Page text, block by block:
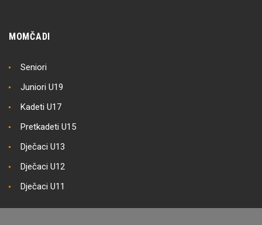
MOMČADI
Seniori
Juniori U19
Kadeti U17
Pretkadeti U15
Dječaci U13
Dječaci U12
Dječaci U11